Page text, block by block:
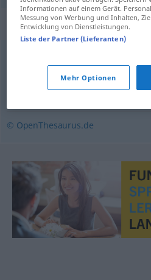
Synonyme für
© OpenThesaurus.de
Informationen auf einem Gerät.
Messung von Werbung und Inhalten,
Entwicklung von Dienstleistungen.
Liste der Partner (Lieferanten)
Mehr Optionen